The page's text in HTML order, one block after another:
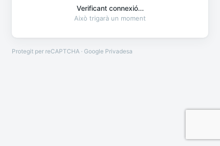
Verificant connexió...
Això trigarà un moment
Protegit per reCAPTCHA · Google Privadesa